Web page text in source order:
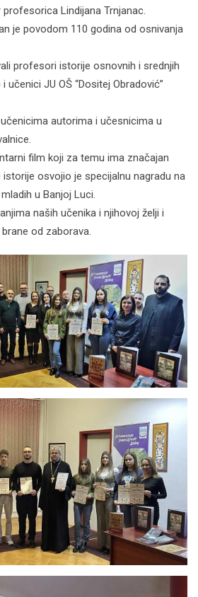
Lindijana Trnjanac.
je povodom 110 godina od osnivanja
profesori istorije osnovnih i srednjih
učenici JU OŠ “Dositej Obradović”
autorima i učesnicima u
film koji za temu ima značajan
osvojio je specijalnu nagradu na
u Banjoj Luci.
naših učenika i njihovoj želji i
od zaborava.